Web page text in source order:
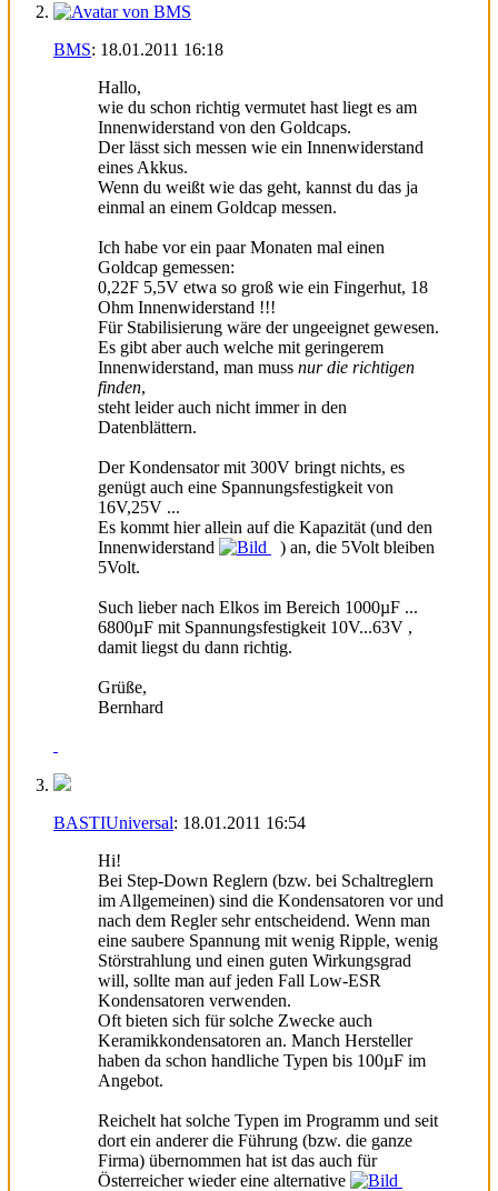
BMS: 18.01.2011 16:18
Hallo,
wie du schon richtig vermutet hast liegt es am
Innenwiderstand von den Goldcaps.
Der lässt sich messen wie ein Innenwiderstand
eines Akkus.
Wenn du weißt wie das geht, kannst du das ja
einmal an einem Goldcap messen.
Ich habe vor ein paar Monaten mal einen
Goldcap gemessen:
0,22F 5,5V etwa so groß wie ein Fingerhut, 18
Ohm Innenwiderstand !!!
Für Stabilisierung wäre der ungeeignet gewesen.
Es gibt aber auch welche mit geringerem
Innenwiderstand, man muss nur die richtigen
finden,
steht leider auch nicht immer in den
Datenblättern.
Der Kondensator mit 300V bringt nichts, es
genügt auch eine Spannungsfestigkeit von
16V,25V ...
Es kommt hier allein auf die Kapazität (und den
Innenwiderstand
) an, die 5Volt bleiben
5Volt.
Such lieber nach Elkos im Bereich 1000µF ...
6800µF mit Spannungsfestigkeit 10V...63V ,
damit liegst du dann richtig.
Grüße,
Bernhard
BASTIUniversal: 18.01.2011 16:54
Hi!
Bei Step-Down Reglern (bzw. bei Schaltreglern
im Allgemeinen) sind die Kondensatoren vor und
nach dem Regler sehr entscheidend. Wenn man
eine saubere Spannung mit wenig Ripple, wenig
Störstrahlung und einen guten Wirkungsgrad
will, sollte man auf jeden Fall Low-ESR
Kondensatoren verwenden.
Oft bieten sich für solche Zwecke auch
Keramikkondensatoren an. Manch Hersteller
haben da schon handliche Typen bis 100µF im
Angebot.
Reichelt hat solche Typen im Programm und seit
dort ein anderer die Führung (bzw. die ganze
Firma) übernommen hat ist das auch für
Österreicher wieder eine alternative